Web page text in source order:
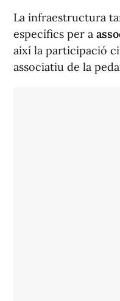
La infraestructura
específics per a
així la participació
associatiu de la